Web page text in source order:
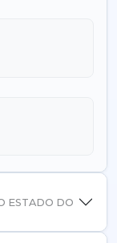
ESTADO DO